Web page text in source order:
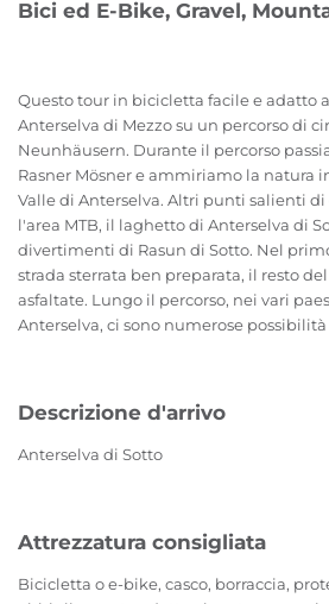
Bici ed E-Bike, Gravel,
Questo tour in bicicletta facile e adatto
Anterselva di Mezzo su un percorso di
Neunhäusern. Durante il percorso
Rasner Mösner e ammiriamo la natura
Valle di Anterselva. Altri punti salienti di
l'area MTB, il laghetto di Anterselva di
divertimenti di Rasun di Sotto. Nel
strada sterrata ben preparata, il resto
asfaltate. Lungo il percorso, nei vari
Anterselva, ci sono numerose possibilità
Descrizione d'arrivo
Anterselva di Sotto
Attrezzatura consigliata
Bicicletta o e-bike, casco, borraccia,